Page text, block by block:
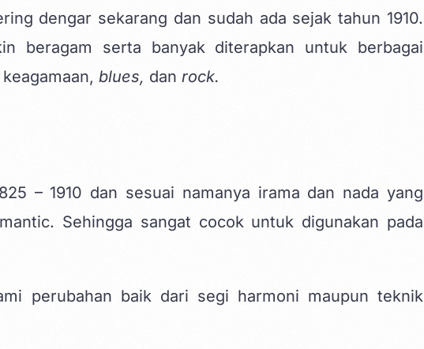
dengar sekarang dan sudah ada sejak tahun 1910.
beragam serta banyak diterapkan untuk berbagai
blues, dan rock.
– 1910 dan sesuai namanya irama dan nada yang
Sehingga sangat cocok untuk digunakan pada
perubahan baik dari segi harmoni maupun teknik